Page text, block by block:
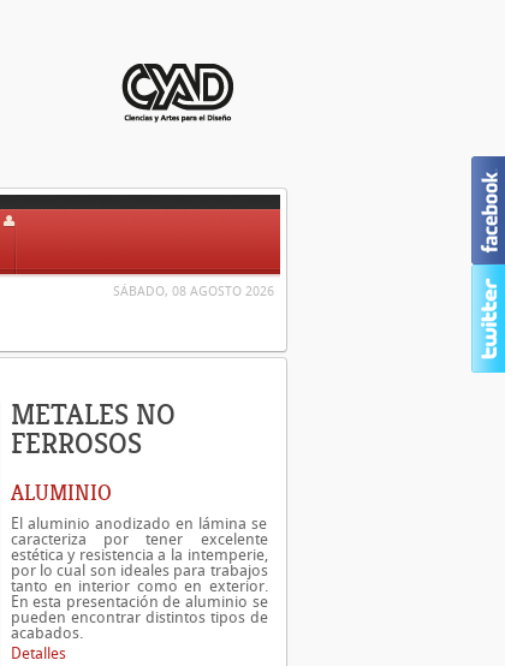
SÁBADO, 08 AGOSTO 2026
METALES NO
FERROSOS
ALUMINIO
El aluminio anodizado en lámina se
caracteriza por tener excelente
estética y resistencia a la intemperie,
por lo cual son ideales para trabajos
tanto en interior como en exterior.
En esta presentación de aluminio se
pueden encontrar distintos tipos de
acabados.
Detalles